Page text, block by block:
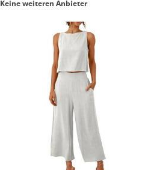
Keine weiteren Anbieter